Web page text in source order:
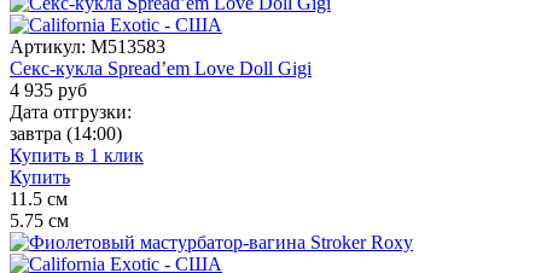
Артикул: M513583
Секс-кукла Spread’em Love Doll Gigi
4 935 руб
Дата отгрузки:
завтра (14:00)
Купить в 1 клик
Купить
11.5 см
5.75 см